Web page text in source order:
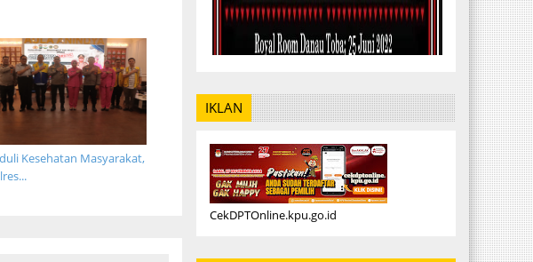
Kesehatan Masyarakat,
IKLAN
CekDPTOnline.kpu.go.id